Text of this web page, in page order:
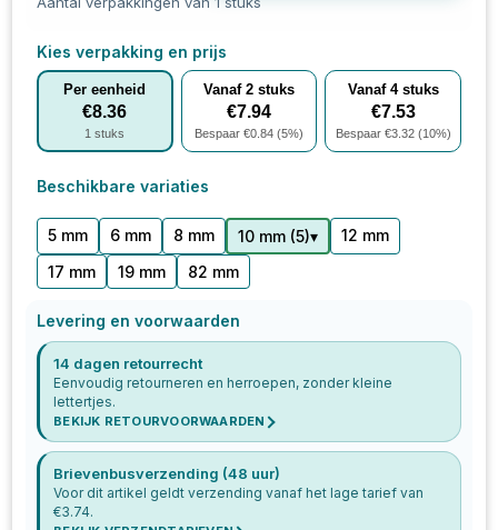
Kies verpakking en prijs
Per eenheid
€8.36
1 stuks
Vanaf 2 stuks
€7.94
Bespaar €0.84 (5%)
Vanaf 4stuks
€7.53
Bespaar €3.32(10%)
Beschikbare variaties
5 mm 6 mm 8 mm 10 mm (5)▾
12 mm
17 mm
19 mm 82 mm
Levering en voorwaarden
14 dagen retourrecht
Eenvoudig retourneren en herroepen, zonder kleine
lettertjes.
BEKIJK RETOURVOORWAARDEN
Brievenbusverzending (48 uur)
Voor dit artikel geldt verzending vanaf het lage tarief van
€3.74.